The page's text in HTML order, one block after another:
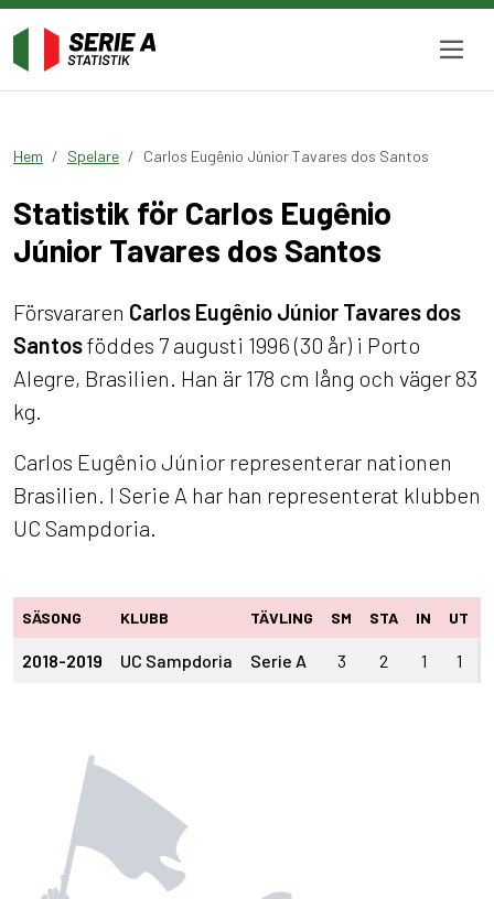
Hem Spelare Carlos Eugênio Júnior Tavares dos Santos
Statistik för Carlos Eugênio
Júnior Tavares dos Santos
Försvararen Carlos Eugênio Júnior Tavares dos
Santosföddes 7 augusti 1996 (30 år) i Porto
Alegre, Brasilien. Han är 178 cm lång och väger 83
kg.
Carlos Eugênio Júnior representerar nationen
Brasilien. I Serie A har han representerat klubben
UC Sampdoria.
SÄSONG KLUBB TÄVLING SM STA IN UT
2018-2019 UC Sampdoria Serie A 3 2 1 1